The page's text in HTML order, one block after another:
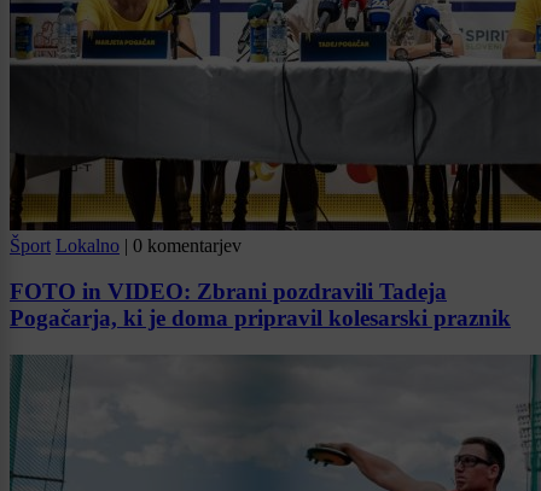
Šport Lokalno | 0 komentarjev
FOTO in VIDEO: Zbrani pozdravili Tadeja
Pogačarja, ki je doma pripravil kolesarski praznik